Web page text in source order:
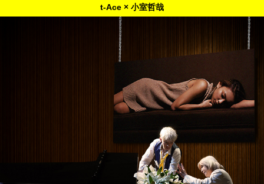
t-Ace × 小室哲哉